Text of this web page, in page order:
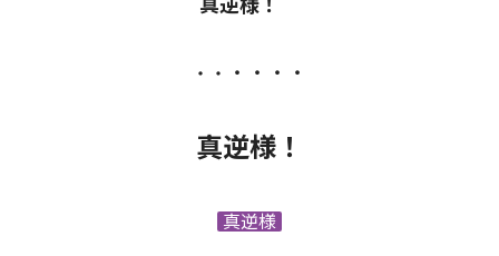
・・ ・・・・
真逆様！
真逆様